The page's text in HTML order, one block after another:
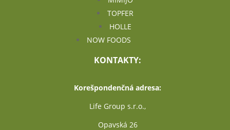
TOPFER
HOLLE
NOW FOODS
KONTAKTY:
Korešpondenčná adresa:
Life Group s.r.o.,
Opavská 26